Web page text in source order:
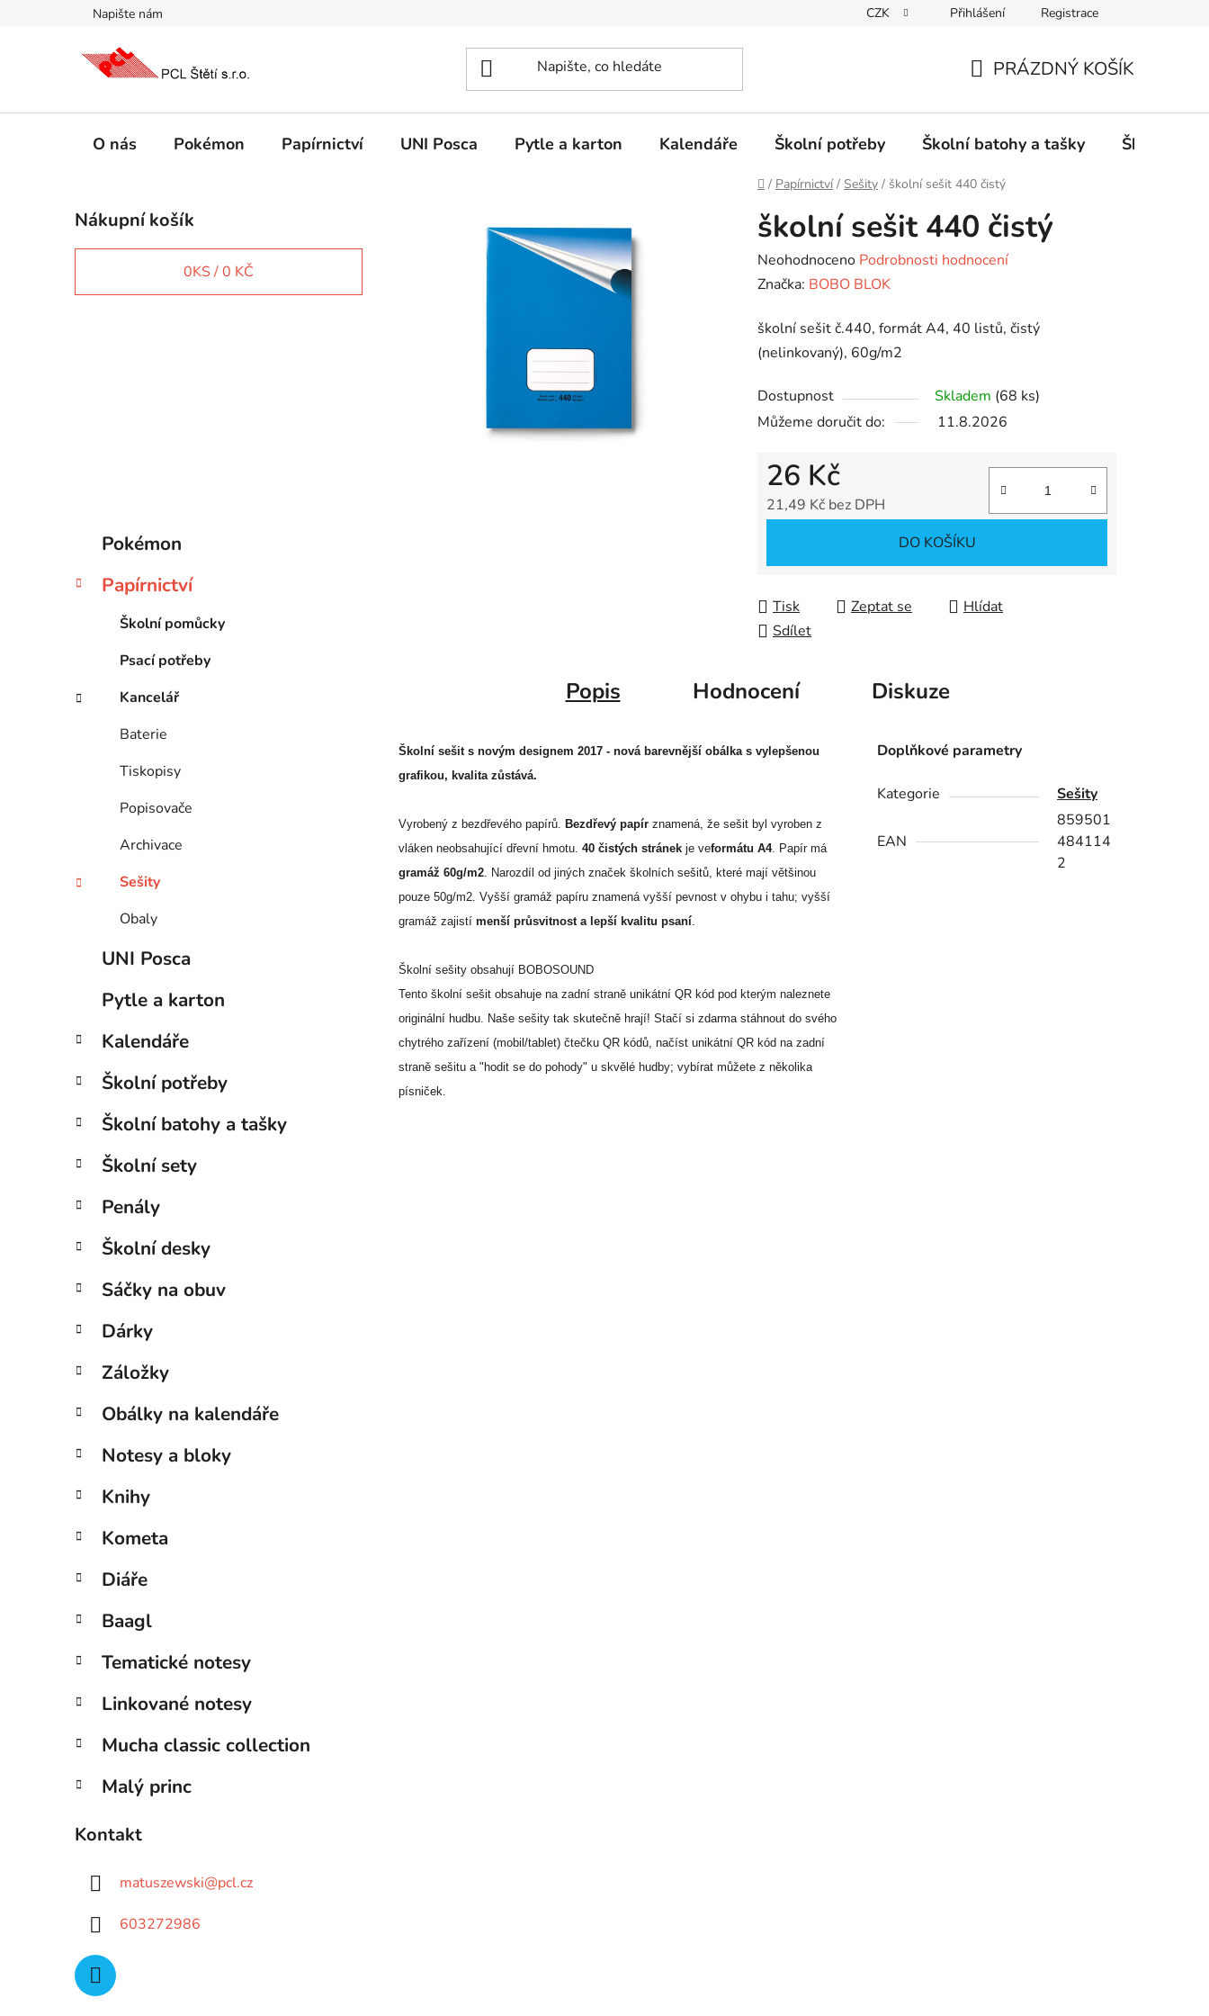
Napište nám CZK Přihlášení Registrace
KOŠÍK
PRÁZDNÝ KOŠÍK
O nás Pokémon Papírnictví UNI Posca Pytle a karton Kalendáře Školní potřeby Školní batohy a tašky Školní sety
Domů
/ Papírnictví / Sešity / školní sešit 440 čistý
o
s
r
Nákupní košík
0KS /0 KČ
Přeskočit
kategorie
e
e
Pokémon
Papírnictví
Školní pomůcky
Psací potřeby
Kancelář
Baterie
Tiskopisy
Popisovače
Archivace
Sešity
Obaly
UNI Posca
Pytle a karton
Kalendáře
Školní potřeby
Školní batohy a tašky
Školní sety
Penály
Školní desky
Sáčky na obuv
Dárky
Záložky
Obálky na kalendáře
Notesy a bloky
Knihy
Kometa
Diáře
Baagl
Tematické notesy
Linkované notesy
Mucha classic collection
Malý princ
Kontakt
matuszewski@pcl.cz
603272986
školní sešit 440 čistý
Průměrné
hodnocení
je
0,0
5
hvězdiček.
Neohodnoceno Podrobnosti hodnocení
Značka: BOBO BLOK
školní sešit č.440, formát A4, 40 listů, čistý
(nelinkovaný), 60g/m2
Dostupnost Skladem (68 ks)
Můžeme doručit do:
11.8.2026
26 Kč
21,49 Kč bez DPH
DO KOŠÍKU
Tisk Zeptat se
Hlídat
Sdílet
Popis Hodnocení Diskuze
Školní sešit s novým designem 2017 - nová barevnější obálka s vylepšenou
grafikou, kvalita zůstává.
Vyrobený z bezdřevého papírů. Bezdřevý papír znamená, že sešit byl vyroben z
vláken neobsahující dřevní hmotu. 40 čistých stránek je veformátu A4. Papír má
gramáž 60g/m2. Narozdíl od jiných značek školních sešitů, které mají většinou
pouze 50g/m2. Vyšší gramáž papíru znamená vyšší pevnost v ohybu i tahu; vyšší
gramáž zajistí menší průsvitnost a lepší kvalitu psaní.
Školní sešity obsahují BOBOSOUND
Tento školní sešit obsahuje na zadní straně unikátní QR kód pod kterým naleznete
originální hudbu. Naše sešity tak skutečně hrají! Stačí si zdarma stáhnout do svého
chytrého zařízení (mobil/tablet) čtečku QR kódů, načíst unikátní QR kód na zadní
straně sešitu a "hodit se do pohody" u skvělé hudby; vybírat můžete z několika
písniček.
Doplňkové parametry
Kategorie Sešity
EAN
859501
484114
2